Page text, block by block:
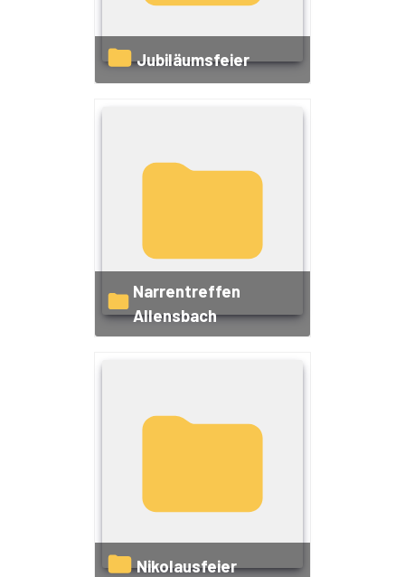
Jubiläumsfeier
Narrentreffen
Allensbach
Nikolausfeier